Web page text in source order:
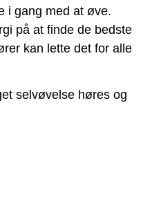
i gang med at øve.
på at finde de bedste
kan lette det for alle
selvøvelse høres og